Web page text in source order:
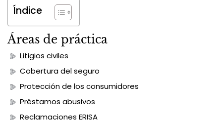
Índice
Áreas de práctica
Litigios civiles
Cobertura del seguro
Protección de los consumidores
Préstamos abusivos
Reclamaciones ERISA